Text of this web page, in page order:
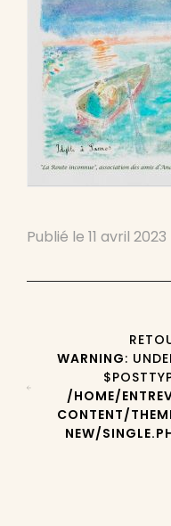
Publié le 11 avril 2023
WARNING:
/HOME/
CONTENT/
NEW/